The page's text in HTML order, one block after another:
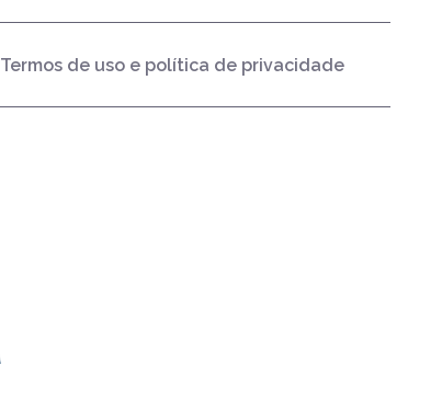
Termos de uso e política de privacidade